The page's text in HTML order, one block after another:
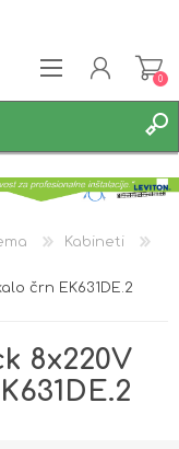
0
Kabineti
črn EK631DE.2
8x220V